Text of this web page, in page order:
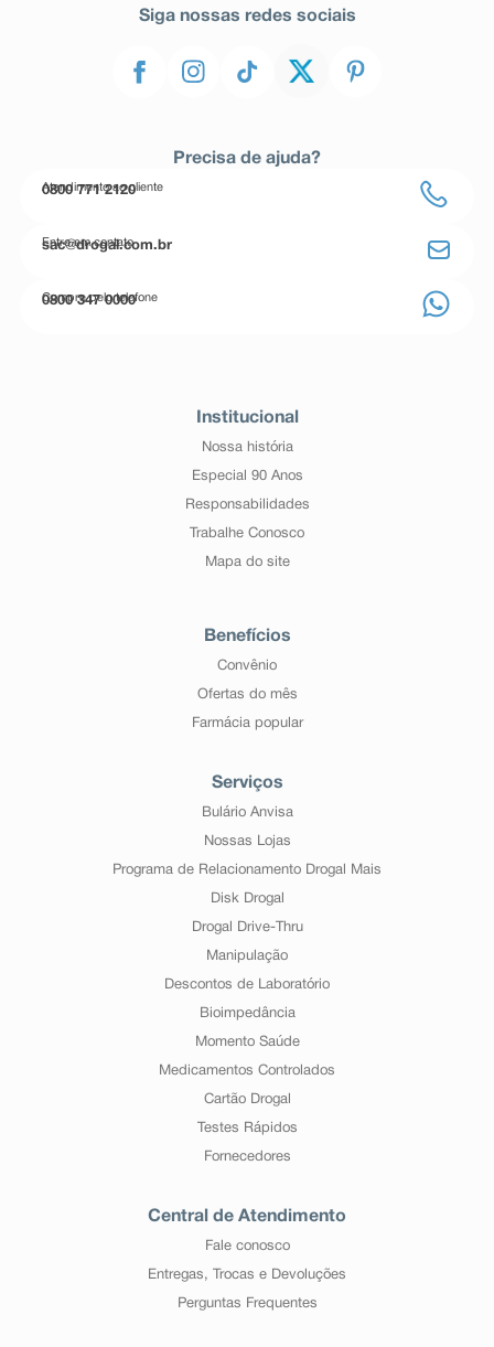
Siga nossas redes sociais
Precisa de ajuda?
Atendimento ao cliente
0800 771 2120
Entre em contato
sac@drogal.com.br
Compre pelo telefone
0800 347 0000
Institucional
Nossa história
Especial 90 Anos
Responsabilidades
Trabalhe Conosco
Mapa do site
Benefícios
Convênio
Ofertas do mês
Farmácia popular
Serviços
Bulário Anvisa
Nossas Lojas
Programa de Relacionamento Drogal Mais
Disk Drogal
Drogal Drive-Thru
Manipulação
Descontos de Laboratório
Bioimpedância
Momento Saúde
Medicamentos Controlados
Cartão Drogal
Testes Rápidos
Fornecedores
Central de Atendimento
Fale conosco
Entregas, Trocas e Devoluções
Perguntas Frequentes